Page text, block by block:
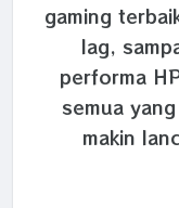
gaming
lag,
performa
semua
makin